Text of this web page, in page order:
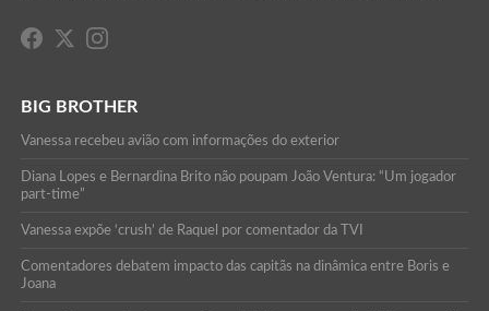
BIG BROTHER
Vanessa recebeu avião com informações do exterior
Diana Lopes e Bernardina Brito não poupam João Ventura: “Um jogador
part-time”
Vanessa expõe ‘crush’ de Raquel por comentador da TVI
Comentadores debatem impacto das capitãs na dinâmica entre Boris e
Joana